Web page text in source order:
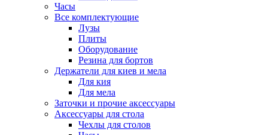
Часы
Все комплектующие
Лузы
Плиты
Оборудование
Резина для бортов
Держатели для киев и мела
Для кия
Для мела
Заточки и прочие аксессуары
Аксессуары для стола
Чехлы для столов